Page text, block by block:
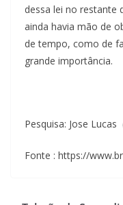
dessa lei no restante
ainda havia mão de
de tempo, como de
grande importância.
Pesquisa: Jose
Fonte : https://